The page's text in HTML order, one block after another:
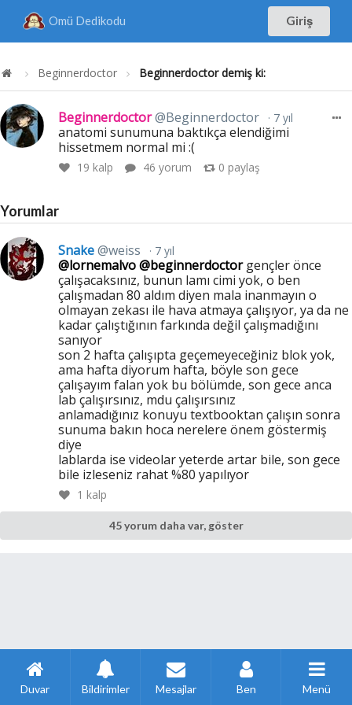
Omü Dedikodu Giriş
Beginnerdoctor Beginnerdoctor demiş ki:
Beginnerdoctor@Beginnerdoctor 7 yıl
anatomi sunumuna baktıkça elendiğimi
hissetmem normal mi :(
19 kalp 46 yorum 0 paylaş
Yorumlar
Snake@weiss 7 yıl
@lornemalvo@beginnerdoctorgençler önce
çalışacaksınız, bunun lamı cimi yok, o ben
çalışmadan 80 aldım diyen mala inanmayın o
olmayan zekası ile hava atmaya çalışıyor, ya da ne
kadar çalıştığının farkında değil çalışmadığını
sanıyor
son 2 hafta çalışıpta geçemeyeceğiniz blok yok,
ama hafta diyorum hafta, böyle son gece
çalışayım falan yok bu bölümde, son gece anca
lab çalışırsınız, mdu çalışırsınız
anlamadığınız konuyu textbooktan çalışın sonra
sunuma bakın hoca nerelere önem göstermiş
diye
lablarda ise videolar yeterde artar bile, son gece
bile izleseniz rahat %80 yapılıyor
1 kalp
45 yorum daha var, göster
Duvar Bildirimler Mesajlar Ben Menü